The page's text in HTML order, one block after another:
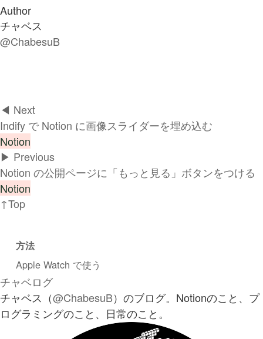
Author
チャベス
@ChabesuB
◀︎ Next
Indify で Notion に画像スライダーを埋め込む
Notion
▶︎ Previous
Notion の公開ページに「もっと見る」ボタンをつける
Notion
↑Top
方法
Apple Watch で使う
チャベログ
チャベス（@ChabesuB）のブログ。Notionのこと、プ
ログラミングのこと、日常のこと。